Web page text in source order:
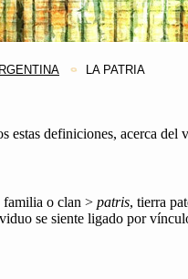
LA PATRIA
estas definiciones, acerca del
familia o clan > patris, tierra
se siente ligado por